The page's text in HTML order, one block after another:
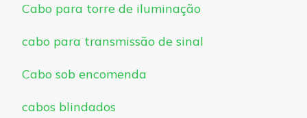
Cabo para torre de iluminação
cabo para transmissão de sinal
Cabo sob encomenda
cabos blindados